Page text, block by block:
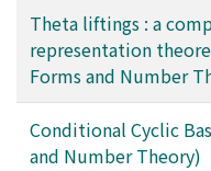
Theta liftings : a
representation
Forms and Number
Conditional Cyclic
and Number Theory)